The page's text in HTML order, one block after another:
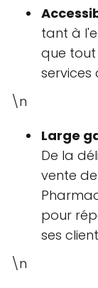
tant à
que
services
\n
Large
De la
vente
pour
ses
\n